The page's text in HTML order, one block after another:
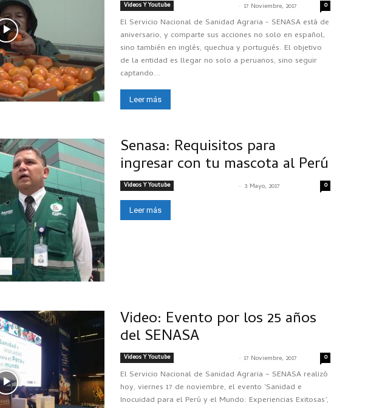
Videos Y Youtube - 17 Noviembre, 2017 0
El Servicio Nacional de Sanidad Agraria - SENASA está de
aniversario, y comparte sus acciones no solo en español,
sino también en inglés, quechua y portugués. El objetivo
de la entidad es llegar no solo a peruanos, sino seguir
captando...
Leer más
Senasa: Requisitos para
ingresar con tu mascota al Perú
Videos Y Youtube - 3 Mayo, 2017 0
Leer más
Video: Evento por los 25 años
del SENASA
Videos Y Youtube - 17 Noviembre, 2017 0
El Servicio Nacional de Sanidad Agraria – SENASA realizó
hoy, viernes 17 de noviembre, el evento ‘Sanidad e
Inocuidad para el Perú y el Mundo: Experiencias Exitosas’,